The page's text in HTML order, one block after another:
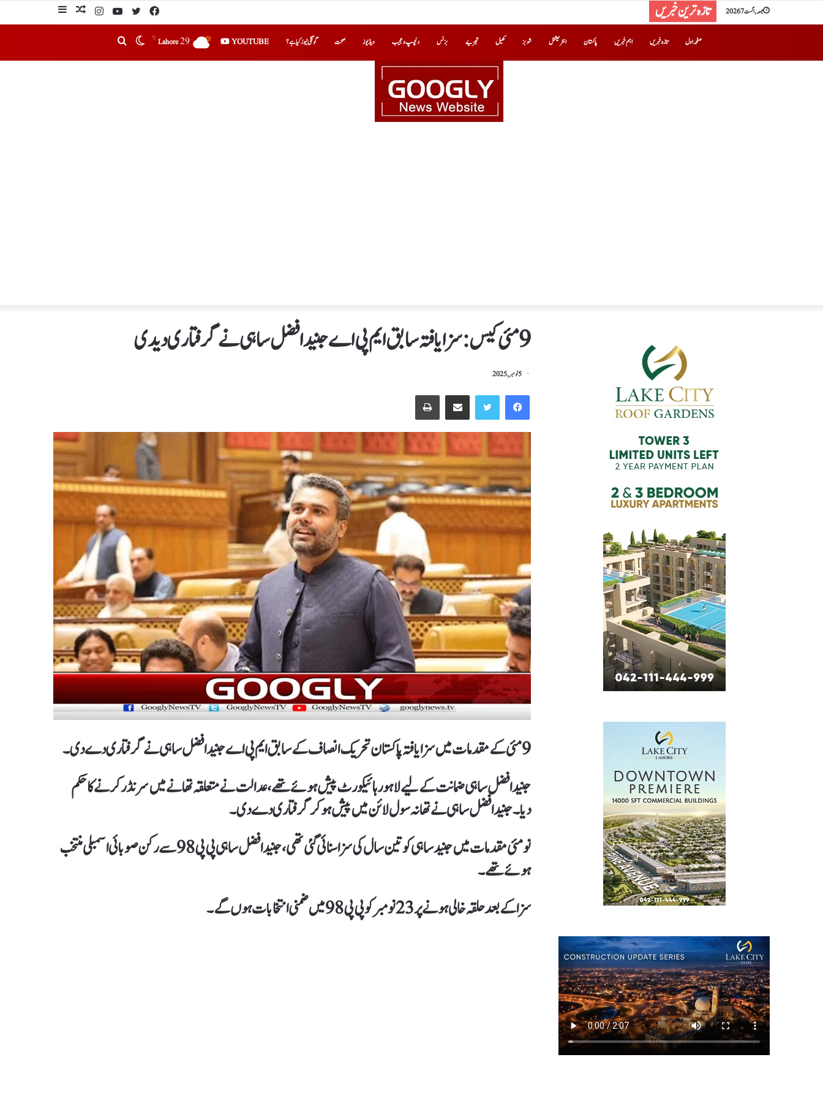
جمعہ, اگست 7 2026 تازہ ترین خبریں
صفحہ اول تازہ خبریں اہم خبریں پاکستان انٹرنیشنل شوبز کھیل تجزیے بزنس دلچسپ و عجیب ویڈیوز صحت گوگلی نیوز کیا ہے؟ YOUTUBE
Lahore29
℃
9مئی کیس:سزایافتہ سابق ایم پی اے جنیدافضل ساہی نےگرفتاری دیدی
5 نومبر, 2025
9 مئی کے مقدمات میں سزا یافتہ پاکستان تحریک انصاف کے سابق ایم پی اے جنید افضل ساہی نے گرفتاری دے دی۔
جنید افضل ساہی ضمانت کے لیے لاہور ہائیکورٹ پیش ہوئے تھے، عدالت نے متعلقہ تھانے میں سرنڈر کرنے کا حکم
دیا۔جنید افضل ساہی نے تھانہ سول لائن میں پیش ہوکر گرفتاری دے دی۔
نومئی مقدمات میں جنید ساہی کو تین سال کی سزا سنائی گئی تھی، جنید افضل ساہی پی پی 98 سے رکن صوبائی اسمبلی منتخب
ہوئے تھے۔
سزا کے بعد حلقہ خالی ہونے پر 23 نومبر کو پی پی 98 میں ضمنی انتخابات ہوں گے۔